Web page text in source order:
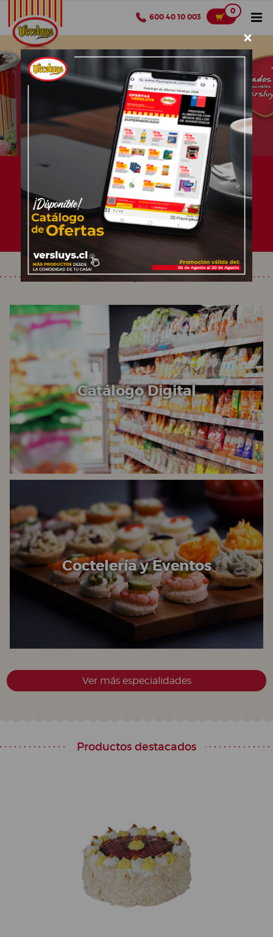
600 40 10 003
0
¿Cómo comprar? Catálogo
Fidelizate ¡AQUI! Cafetería Versluys
Ofertas Agosto
Nuestras especialidades
Catálogo Digital
Coctelería y Eventos
Ver más especialidades
Productos destacados
×